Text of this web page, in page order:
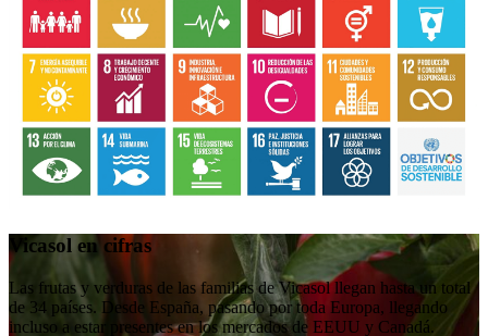
Vicasol en cifras
Las frutas y verduras de las familias de Vicasol llegan hasta un total
de 34 países. Desde España, pasando por toda Europa, llegando
incluso a estar presentes en los mercados de EEUU y Canadá.